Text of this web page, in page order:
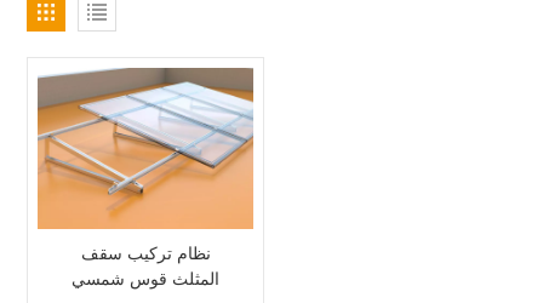
نظام تركيب سقف
المثلث قوس شمسي